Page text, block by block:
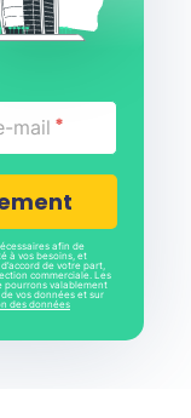
afin de
à vos besoins, et
de votre part,
commerciale. Les
pourrons valablement
vos données et sur
des données